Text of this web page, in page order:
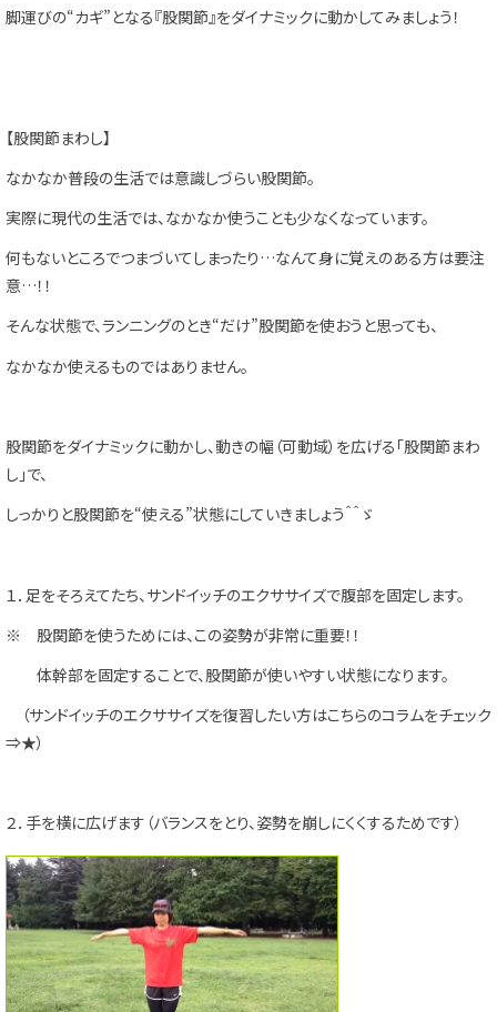
脚運びの“カギ”となる『股関節』をダイナミックに動かしてみましょう！
【股関節まわし】
なかなか普段の生活では意識しづらい股関節。
実際に現代の生活では、なかなか使うことも少なくなっています。
何もないところでつまづいてしまったり…なんて身に覚えのある方は要注
意…！！
そんな状態で、ランニングのとき“だけ”股関節を使おうと思っても、
なかなか使えるものではありません。
股関節をダイナミックに動かし、動きの幅（可動域）を広げる「股関節まわ
し」で、
しっかりと股関節を“使える”状態にしていきましょう＾＾ゞ
１．足をそろえてたち、サンドイッチのエクササイズで腹部を固定します。
※ 股関節を使うためには、この姿勢が非常に重要！！
体幹部を固定することで、股関節が使いやすい状態になります。
（サンドイッチのエクササイズを復習したい方はこちらのコラムをチェック
⇒★）
２．手を横に広げます（バランスをとり、姿勢を崩しにくくするためです）